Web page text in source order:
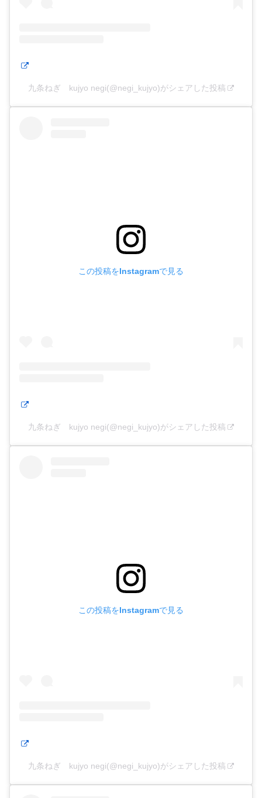
九条ねぎ kujyo negi(@negi_kujyo)がシェアした投稿
この投稿をInstagramで見る
九条ねぎ kujyo negi(@negi_kujyo)がシェアした投稿
この投稿をInstagramで見る
九条ねぎ kujyo negi(@negi_kujyo)がシェアした投稿